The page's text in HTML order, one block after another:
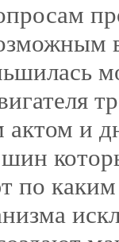
и
по